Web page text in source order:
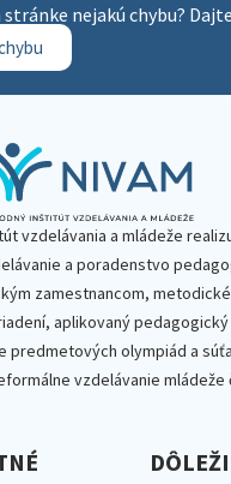
nejakú chybu?
vzdelávania a mládeže
a poradenstvo
zamestnancom,
aplikovaný
predmetových olympiád a
vzdelávanie mládeže